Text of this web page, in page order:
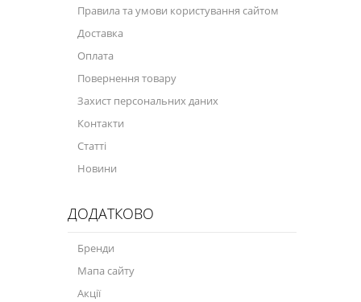
Зимова програма
Правила та умови користування сайтом
Доставка
Оплата
Повернення товару
Захист персональних даних
Контакти
Статті
Новини
ДОДАТКОВО
Бренди
Мапа сайту
Акції